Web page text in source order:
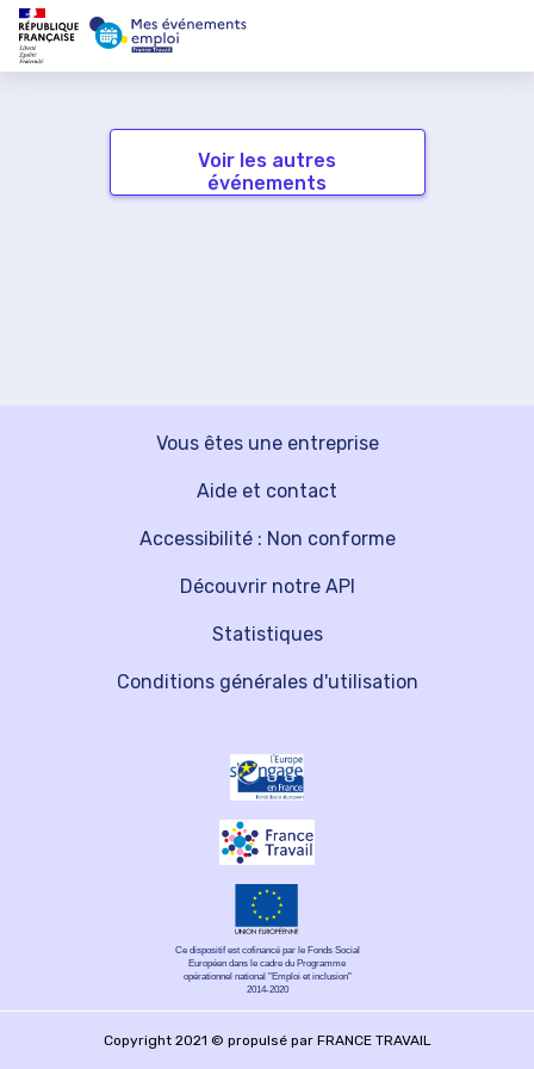
Voir les autres
événements
Vous êtes une entreprise
Découvrir notre API
Aide et contact
Statistiques
Accessibilité : Non conforme
Conditions générales d'utilisation
Ce dispositif est cofinancé par le Fonds Social
Européen dans le cadre du Programme
opérationnel national "Emploi et inclusion"
2014-2020
Copyright 2021 © propulsé par FRANCE TRAVAIL